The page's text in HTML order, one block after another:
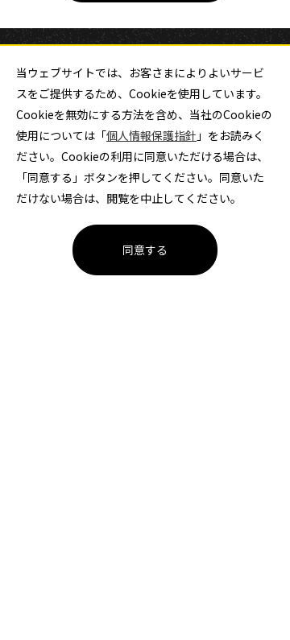
大同特殊鋼ハンドボール部
チケット
公式ソーシャルメディア
当ウェブサイトでは、お客さまによりよいサービ
スをご提供するため、Cookieを使用しています。
Cookieを無効にする方法を含め、当社のCookieの
使用については「個人情報保護指針 」をお読みく
ださい。Cookieの利用に同意いただける場合は、
「同意する」ボタンを押してください。同意いた
だけない場合は、閲覧を中止してください。
同意する